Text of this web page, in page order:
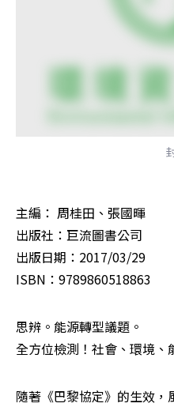
主編： 周桂田、張國暉
出版社：巨流圖書公司
出版日期：2017/03/29
ISBN：9789860518863
思辨。能源轉型議題。
全方位檢測！社會、環境、
隨著《巴黎協定》的生效